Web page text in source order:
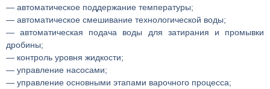
— автоматическое поддержание температуры;
— автоматическое смешивание технологической воды;
— автоматическая подача воды для затирания и промывки
дробины;
— контроль уровня жидкости;
— управление насосами;
— управление основными этапами варочного процесса;